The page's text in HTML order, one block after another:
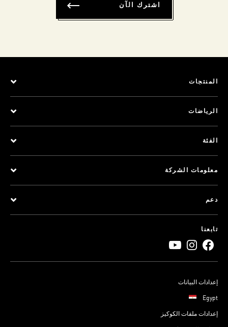
اشترك الآن
المنتجات
الرياضات
الفئة
معلومات الشركة
دعم
تابعنا
إعدادات البيانات
Egypt
إعدادات ملفات الكوكيز